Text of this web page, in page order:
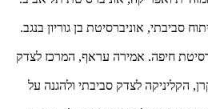
סביבתי, אוניברסיטת בן גוריון בנגב.
חיפה. אמירה עראף, המרכז לצדק
הקליניקה לצדק סביבתי ולהגנה על